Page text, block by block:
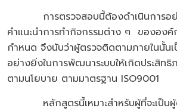
การตรวจสอบนี้ต้องดำเนินการอย่า
คำแนะนำการทำกิจกรรมต่าง ๆ ขององค์
กำหนด จึงนับว่าผู้ตรวจติดตามภายในนั้น
อย่างยิ่งในการพัฒนาระบบให้เกิดประสิทธิ
ตามนโยบาย ตามมาตรฐาน ISO9001
หลักสูตรนี้เหมาะสำหรับผู้ที่จะเป็นผู้ต